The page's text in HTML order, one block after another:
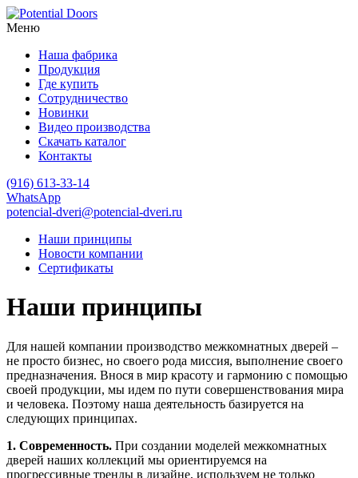
Меню
Наша фабрика
Продукция
Где купить
Сотрудничество
Новинки
Видео производства
Скачать каталог
Контакты
(916) 613-33-14
WhatsApp
potencial-dveri@potencial-dveri.ru
Наши принципы
Новости компании
Сертификаты
Наши принципы
Для нашей компании производство межкомнатных дверей –
не просто бизнес, но своего рода миссия, выполнение своего
предназначения. Внося в мир красоту и гармонию с помощью
своей продукции, мы идем по пути совершенствования мира
и человека. Поэтому наша деятельность базируется на
следующих принципах.
1. Современность. При создании моделей межкомнатных
дверей наших коллекций мы ориентируемся на
прогрессивные тренды в дизайне, используем не только